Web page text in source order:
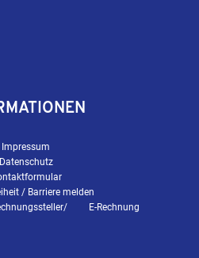
Impressum
Datenschutz
/ Barriere melden
E-Rechnung